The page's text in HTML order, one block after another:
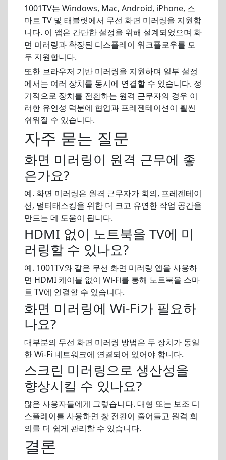
1001TV는 Windows, Mac, Android, iPhone, 스
마트 TV 및 태블릿에서 무선 화면 미러링을 지원합
니다. 이 앱은 간단한 설정을 위해 설계되었으며 화
면 미러링과 확장된 디스플레이 워크플로우를 모
두 지원합니다.
또한 브라우저 기반 미러링을 지원하며 일부 설정
에서는 여러 장치를 동시에 연결할 수 있습니다. 정
기적으로 장치를 전환하는 원격 근무자의 경우 이
러한 유연성 덕분에 협업과 프레젠테이션이 훨씬
쉬워질 수 있습니다.
자주 묻는 질문
화면 미러링이 원격 근무에 좋
은가요?
예. 화면 미러링은 원격 근무자가 회의, 프레젠테이
션, 멀티태스킹을 위한 더 크고 유연한 작업 공간을
만드는 데 도움이 됩니다.
HDMI 없이 노트북을 TV에 미
러링할 수 있나요?
예. 1001TV와 같은 무선 화면 미러링 앱을 사용하
면 HDMI 케이블 없이 Wi-Fi를 통해 노트북을 스마
트 TV에 연결할 수 있습니다.
화면 미러링에 Wi-Fi가 필요하
나요?
대부분의 무선 화면 미러링 방법은 두 장치가 동일
한 Wi-Fi 네트워크에 연결되어 있어야 합니다.
스크린 미러링으로 생산성을
향상시킬 수 있나요?
많은 사용자들에게 그렇습니다. 대형 또는 보조 디
스플레이를 사용하면 창 전환이 줄어들고 원격 회
의를 더 쉽게 관리할 수 있습니다.
결론